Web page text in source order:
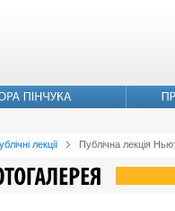
лекції Публічна лекція